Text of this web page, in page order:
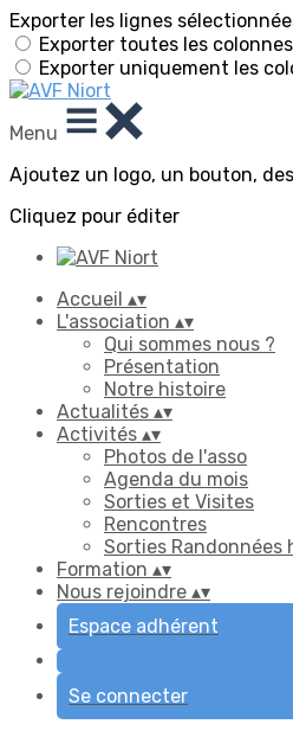
Exporter les lignes
Exporter toutes les colonnes
Exporter uniquement les
Menu
Ajoutez un logo, un bouton,
Cliquez pour éditer
Accueil ▴▾
L'association ▴▾
Qui sommes nous ?
Présentation
Notre histoire
Actualités ▴▾
Activités ▴▾
Photos de l'asso
Agenda du mois
Sorties et Visites
Rencontres
Sorties Randonnées
Formation ▴▾
Nous rejoindre ▴▾
Espace adhérent
Se connecter